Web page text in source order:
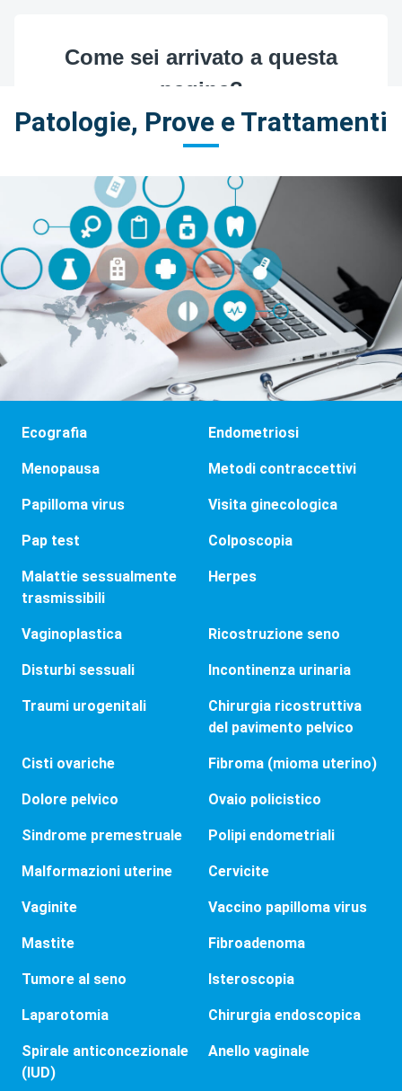
Patologie, Prove e Trattamenti
Ecografia Endometriosi
Menopausa Metodi contraccettivi
Papilloma virus Visita ginecologica
Pap test Colposcopia
Malattie sessualmente
trasmissibili
Herpes
Vaginoplastica Ricostruzione seno
Disturbi sessuali Incontinenza urinaria
Traumi urogenitali
Chirurgia ricostruttiva
del pavimento pelvico
Cisti ovariche Fibroma (mioma uterino)
Dolore pelvico Ovaio policistico
Sindrome premestruale Polipi endometriali
Malformazioni uterine Cervicite
Vaginite Vaccino papilloma virus
Mastite Fibroadenoma
Tumore al seno Isteroscopia
Laparotomia Chirurgia endoscopica
Spirale anticoncezionale
(IUD)
Anello vaginale